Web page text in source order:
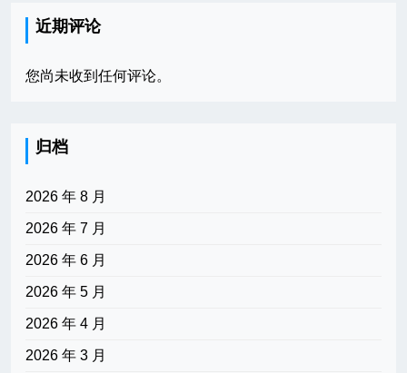
近期评论
您尚未收到任何评论。
归档
2026 年 8 月
2026 年 7 月
2026 年 6 月
2026 年 5 月
2026 年 4 月
2026 年 3 月